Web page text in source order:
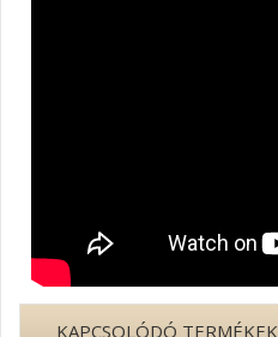
KAPCSOLÓDÓ TERMÉKEK